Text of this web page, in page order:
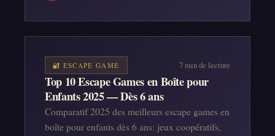
🔐 ESCAPE GAME 7min de lecture
Top 10 Escape Games en Boîte pour
Enfants 2025 — Dès 6 ans
Comparatif 2025 des meilleurs escape games en
boîte pour enfants dès 6 ans: jeux coopératifs,